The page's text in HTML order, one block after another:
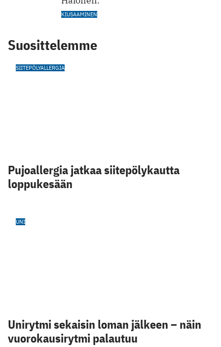
KIUSAAMINEN
Suosittelemme
SIITEPÖLYALLERGIA
Pujoallergia jatkaa siitepölykautta
loppukesään
UNI
Unirytmi sekaisin loman jälkeen – näin
vuorokausirytmi palautuu